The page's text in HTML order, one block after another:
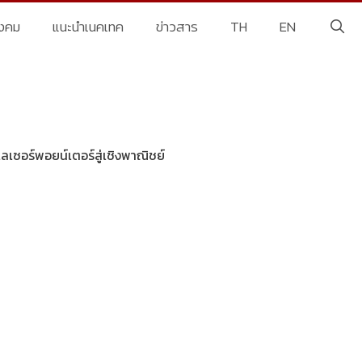
คม แนะนำเนคเทค ข่าวสาร TH EN
เซอร์พอยน์เตอร์สู่เชิงพาณิชย์